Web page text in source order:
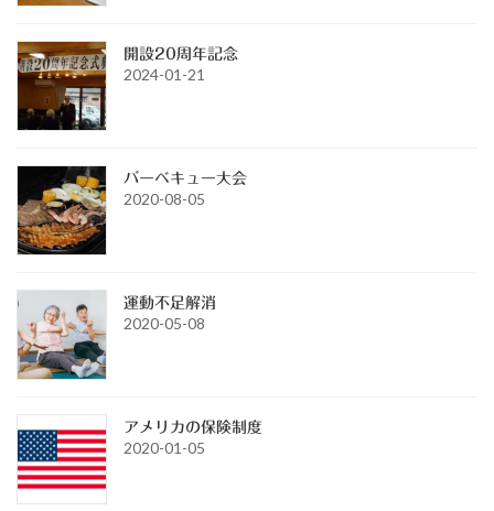
開設20周年記念
2024-01-21
バーベキュー大会
2020-08-05
運動不足解消
2020-05-08
アメリカの保険制度
2020-01-05